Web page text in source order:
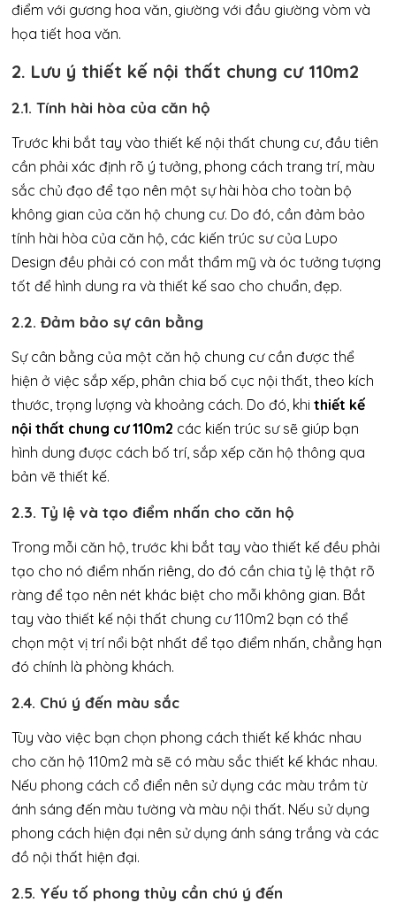
điểm với gương hoa văn, giường với đầu giường vòm và
họa tiết hoa văn.
2. Lưu ý thiết kế nội thất chung cư 110m2
2.1. Tính hài hòa của căn hộ
Trước khi bắt tay vào thiết kế nội thất chung cư, đầu tiên
cần phải xác định rõ ý tưởng, phong cách trang trí, màu
sắc chủ đạo để tạo nên một sự hài hòa cho toàn bộ
không gian của căn hộ chung cư. Do đó, cần đảm bảo
tính hài hòa của căn hộ, các kiến trúc sư của Lupo
Design đều phải có con mắt thẩm mỹ và óc tưởng tượng
tốt để hình dung ra và thiết kế sao cho chuẩn, đẹp.
2.2. Đảm bảo sự cân bằng
Sự cân bằng của một căn hộ chung cư cần được thể
hiện ở việc sắp xếp, phân chia bố cục nội thất, theo kích
thước, trọng lượng và khoảng cách. Do đó, khithiết kế
nội thất chung cư 110m2 các kiến trúc sư sẽ giúp bạn
hình dung được cách bố trí, sắp xếp căn hộ thông qua
bản vẽ thiết kế.
2.3. Tỷ lệ và tạo điểm nhấn cho căn hộ
Trong mỗi căn hộ, trước khi bắt tay vào thiết kế đều phải
tạo cho nó điểm nhấn riêng, do đó cần chia tỷ lệ thật rõ
ràng để tạo nên nét khác biệt cho mỗi không gian. Bắt
tay vào thiết kế nội thất chung cư 110m2 bạn có thể
chọn một vị trí nổi bật nhất để tạo điểm nhấn, chẳng hạn
đó chính là phòng khách.
2.4. Chú ý đến màu sắc
Tùy vào việc bạn chọn phong cách thiết kế khác nhau
cho căn hộ 110m2 mà sẽ có màu sắc thiết kế khác nhau.
Nếu phong cách cổ điển nên sử dụng các màu trầm từ
ánh sáng đến màu tường và màu nội thất. Nếu sử dụng
phong cách hiện đại nên sử dụng ánh sáng trắng và các
đồ nội thất hiện đại.
2.5. Yếu tố phong thủy cần chú ý đến